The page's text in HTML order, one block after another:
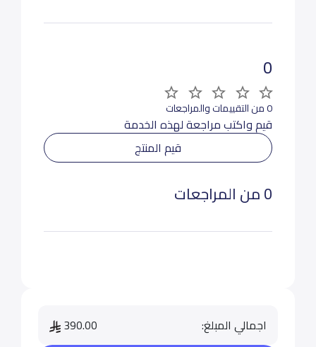
0
0 من التقييمات والمراجعات
قيم واكتب مراجعة لهذه الخدمة
قيم المنتج
0 من المراجعات
اجمالي المبلغ:
390.00